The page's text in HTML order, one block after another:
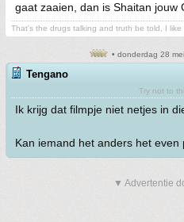
gaat zaaien, dan is Shaitan jouw
That's the drugs talking and truth be told, I like
• donderdag 28
Tengano
Try not to
Ik krijg dat filmpje niet netjes in
Kan iemand het anders het even
▼ Advertentie